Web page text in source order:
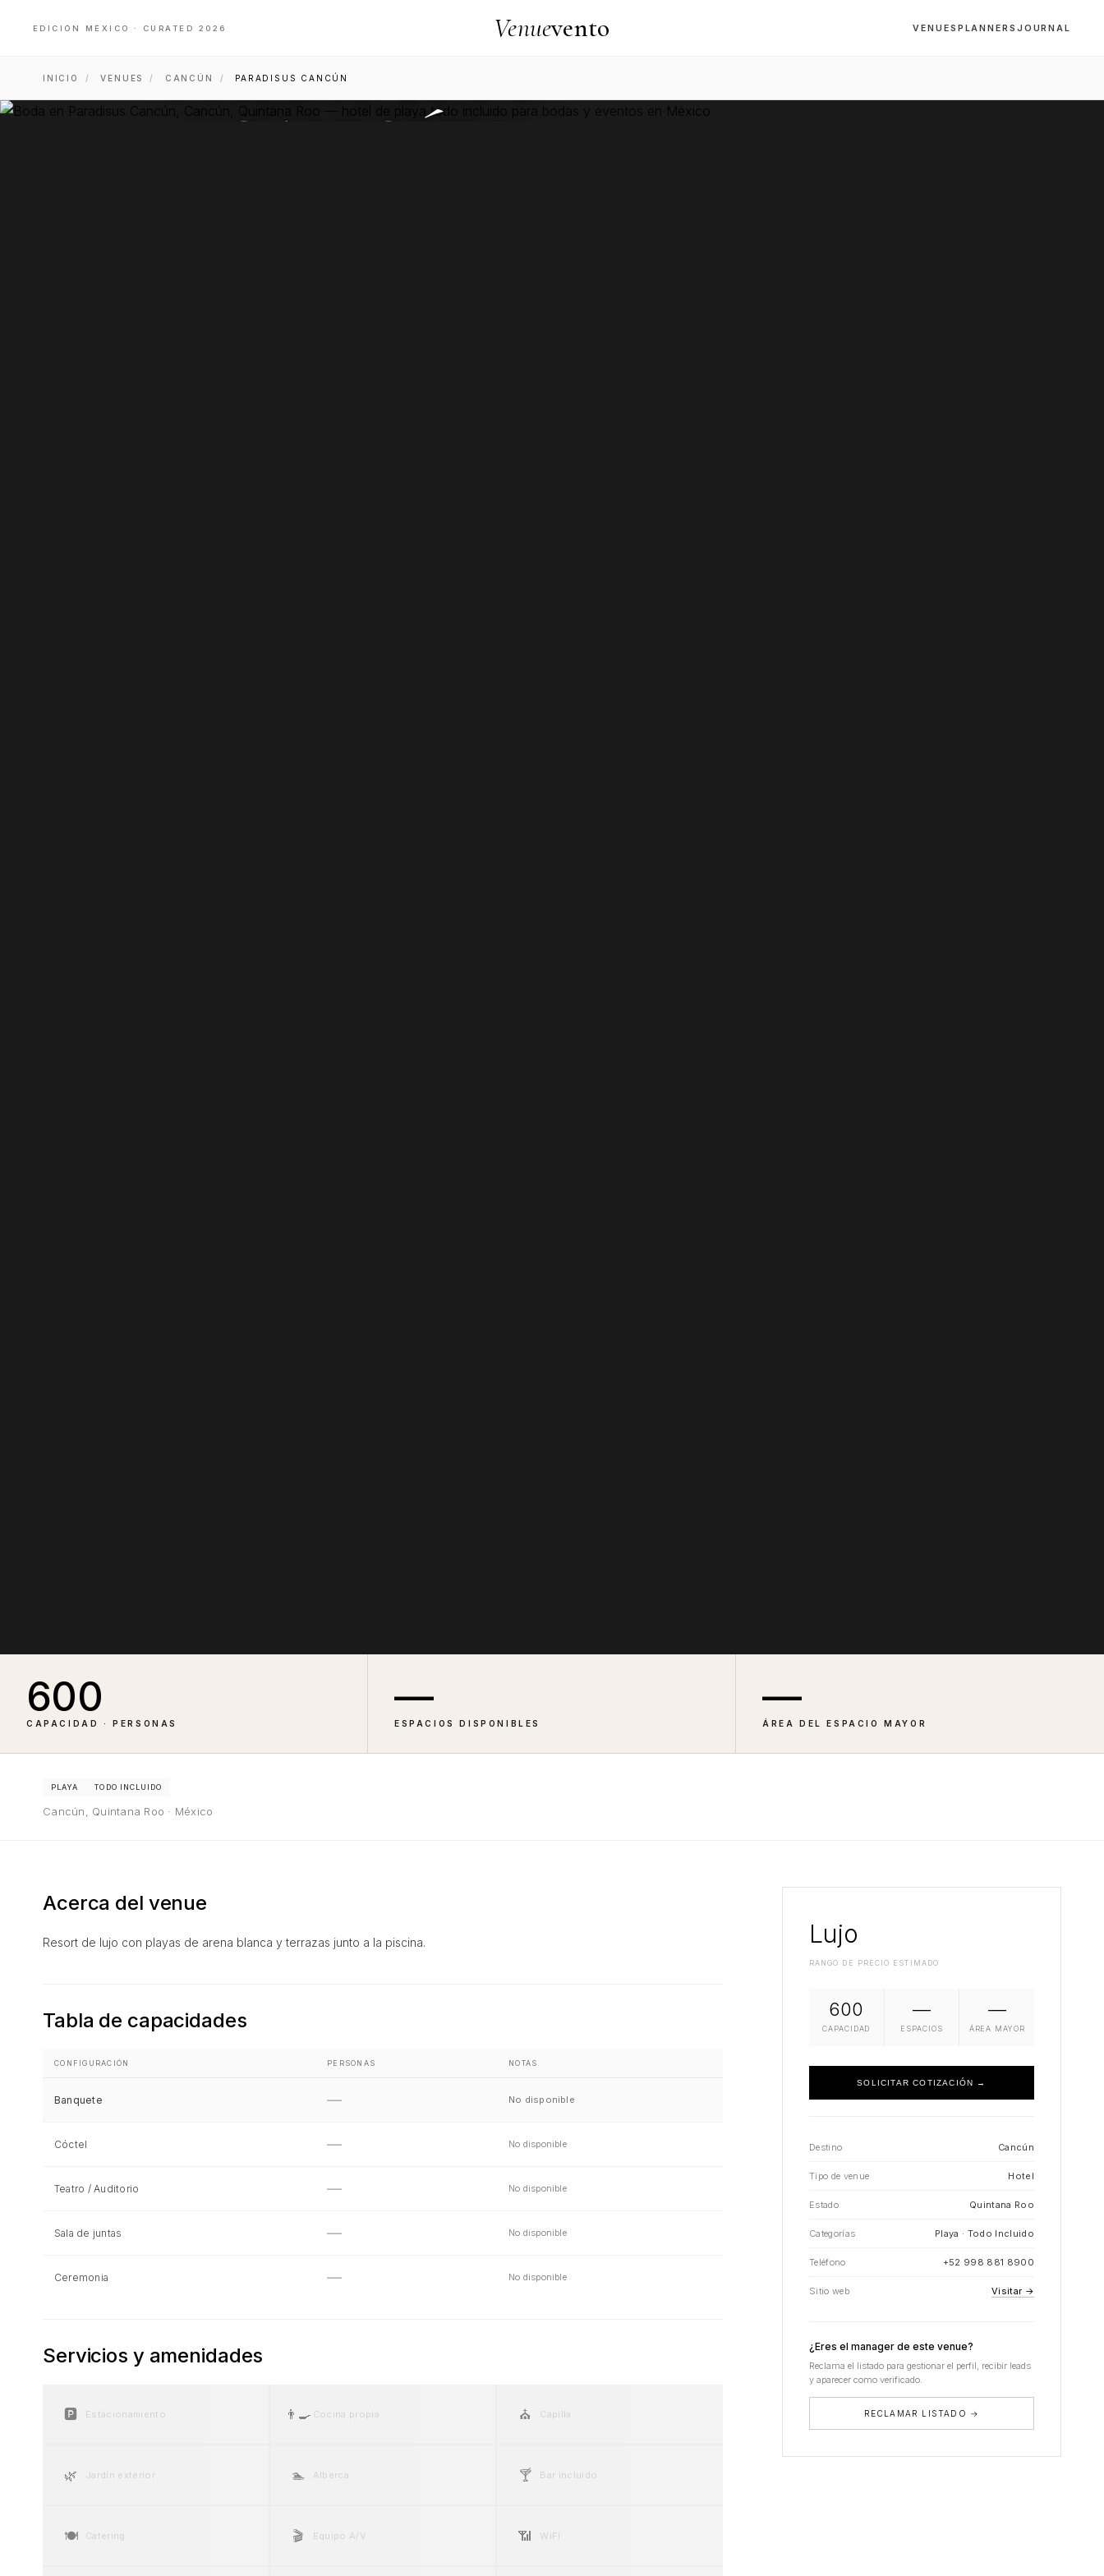
EDICIÓN MÉXICO · CURATED 2026 Venuevento VENUES PLANNERS JOURNAL
INICIO / VENUES / CANCÚN / PARADISUS CANCÚN
PARADISUS
CANCÚN
CANCÚN
600
CAPACIDAD · PERSONAS
—
ESPACIOS DISPONIBLES
—
ÁREA DEL ESPACIO MAYOR
PLAYA TODO INCLUIDO
Cancún, Quintana Roo · México
Acerca del venue
Resort de lujo con playas de arena blanca y terrazas junto a la piscina.
Tabla de capacidades
CONFIGURACIÓN PERSONAS NOTAS
Banquete — No disponible
Cóctel — No disponible
Teatro / Auditorio — No disponible
Sala de juntas — No disponible
Ceremonia — No disponible
Servicios y amenidades
🅿️ Estacionamiento 👨‍🍳 Cocina propia ⛪ Capilla
🌿 Jardín exterior 🏊 Alberca 🍸 Bar incluido
🍽️ Catering 🎬 Equipo A/V 📶 WiFi
Lujo
RANGO DE PRECIO ESTIMADO
600
CAPACIDAD
—
ESPACIOS
—
ÁREA MAYOR
SOLICITAR COTIZACIÓN →
Destino Cancún
Tipo de venue Hotel
Estado Quintana Roo
Categorías Playa · Todo Incluido
Teléfono +52 998 881 8900
Sitio web Visitar →
¿Eres el manager de este venue?
Reclama el listado para gestionar el perfil, recibir leads
y aparecer como verificado.
RECLAMAR LISTADO →